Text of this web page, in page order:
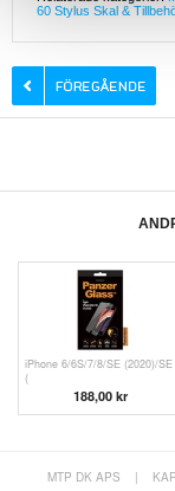
60 Stylus Skal &
iPhone 6/6S/7/8/SE (2020)/SE
(
188,00 kr
MTP DK APS |